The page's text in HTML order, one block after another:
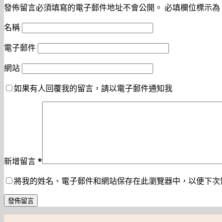
發佈留言必須填寫的電子郵件地址不會公開。 必填欄位標示為
名稱
電子郵件
網站
如果有人回覆我的留言，請以電子郵件通知我
新增留言*
將我的姓名、電子郵件和網站保存在此瀏覽器中，以便下次
發佈留言